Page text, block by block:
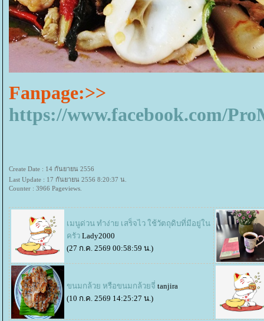
Fanpage:>>
https://www.facebook.com/
Create Date : 14 กันยายน 2556
Last Update : 17 กันยายน 2556 8:20:37 น.
Counter : 3966 Pageviews.
เมนูด่วน ทำง่าย เสร็จไว ใช้วัตถุดิบที่มีอยู่ใน
ครัว Lady2000
(27 ก.ค. 2569 00:58:59 น.)
ขนมกล้วย หรือขนมกล้วยจี่ tanjira
(10 ก.ค. 2569 14:25:27 น.)